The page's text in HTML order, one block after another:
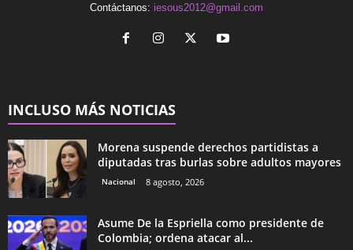
Contáctanos: iesous2012@gmail.com
INCLUSO MÁS NOTICIAS
Morena suspende derechos partidistas a
diputadas tras burlas sobre adultos mayores
Nacional 8 agosto, 2026
Asume De la Espriella como presidente de
Colombia; ordena atacar al...